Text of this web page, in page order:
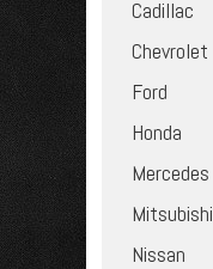
Cadillac
Chevrolet
Ford
Honda
Mercedes
Mitsubishi
Nissan